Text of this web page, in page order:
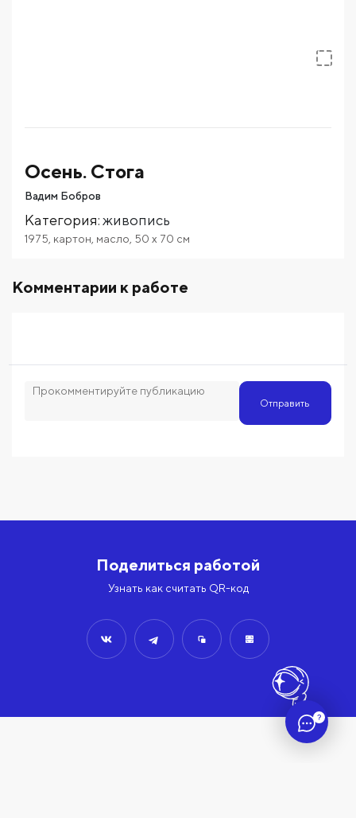
?
Осень. Стога
Вадим Бобров
Категория:живопись
1975 картон масло 50 x 70 см
Комментарии к работе
Отправить
Поделиться работой
Узнать как считать QR-код